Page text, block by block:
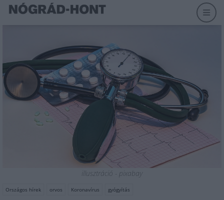
illusztráció - pixabay
Országos hírek orvos Koronavírus gyógyítás